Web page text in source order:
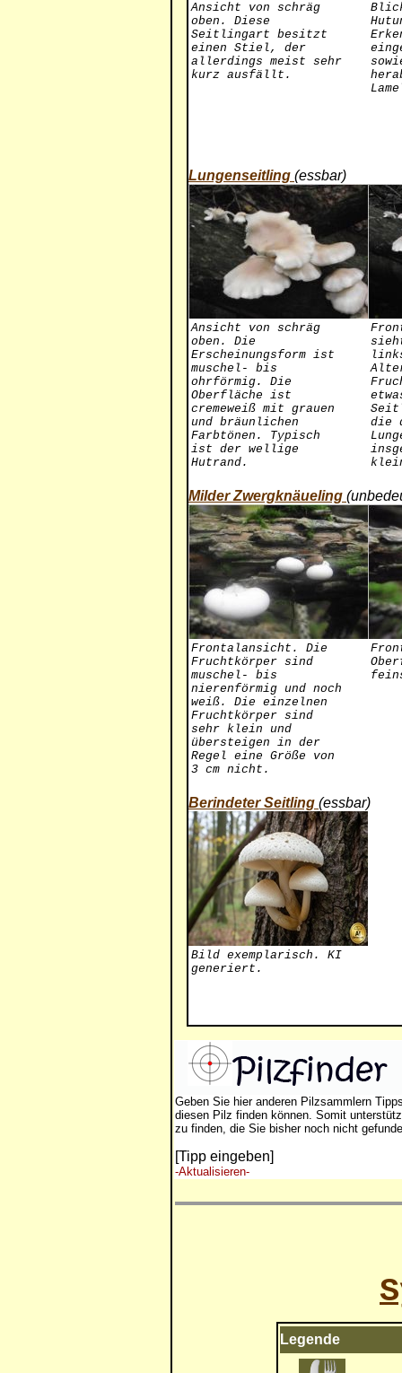
Ansicht von schräg
oben. Diese
Seitlingart besitzt
einen Stiel, der
allerdings meist sehr
kurz ausfällt.
Lungenseitling (essbar)
Ansicht von schräg
oben. Die
Erscheinungsform ist
muschel- bis
ohrförmig. Die
Oberfläche ist
cremeweiß mit grauen
und bräunlichen
Farbtönen. Typisch
ist der wellige
Hutrand.
die
Milder Zwergknäueling
Frontalansicht. Die
Fruchtkörper sind
muschel- bis
nierenförmig und noch
weiß. Die einzelnen
Fruchtkörper sind
sehr klein und
übersteigen in der
Regel eine Größe von
3 cm nicht.
Berindeter Seitling (essbar)
Bild exemplarisch. KI
generiert.
Geben Sie hier anderen Pilzsammlern
diesen Pilz finden können. Somit
zu finden, die Sie bisher noch nicht
[Tipp eingeben]
-Aktualisieren-
Legende